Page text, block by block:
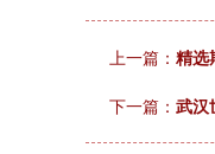
上一篇： 精选
下一篇： 武汉